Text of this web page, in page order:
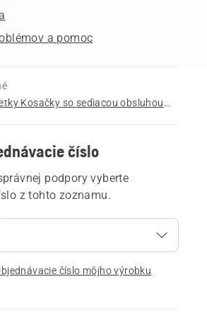
a pomoc
Zobraziť všetky Kosačky so sediacou obsluhou a kosiacim zariadením vpredu na predaj
číslo
podpory vyberte
z tohto zoznamu.
číslo môjho výrobku